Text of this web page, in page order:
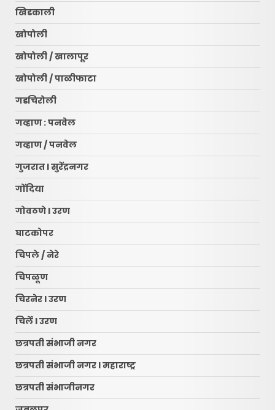
खिडकाली
खोपोली
खोपोली / खालापूर
खोपोली / पाळीफाटा
गडचिरोली
गव्हाण : पनवेल
गव्हाण / पनवेल
गुजरात l सुरेंद्रनगर
गोंदिया
गोवठणे l उरण
घाटकोपर
चिपले / नेरे
चिपळूण
चिरनेर l उरण
चिर्ले l उरण
छत्रपती संभाजी नगर
छत्रपती संभाजी नगर l महाराष्ट्र
छत्रपती संभाजीनगर